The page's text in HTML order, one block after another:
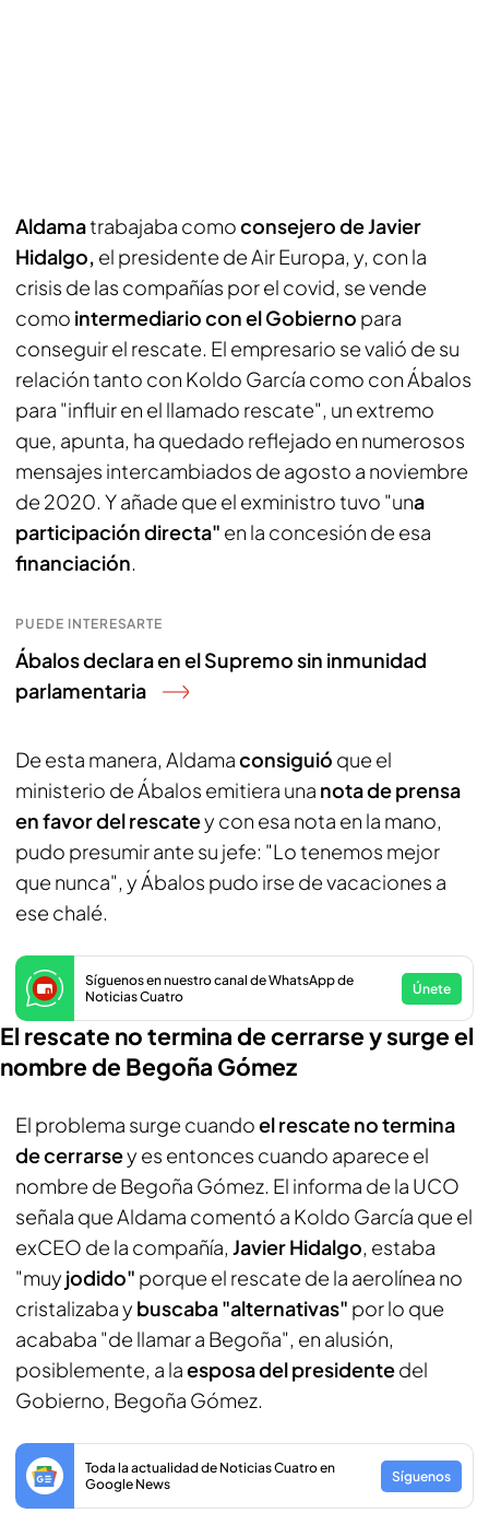
Aldamatrabajaba comoconsejero de Javier
Hidalgo, el presidente de Air Europa, y, con la
crisis de las compañías por el covid, se vende
como intermediario con el Gobierno para
conseguir el rescate. El empresario se valió de su
relación tanto con Koldo García como con Ábalos
para "influir en el llamado rescate", un extremo
que, apunta, ha quedado reflejado en numerosos
mensajes intercambiados de agosto a noviembre
de 2020. Y añade que el exministro tuvo "una
participación directa" en la concesión de esa
financiación.
PUEDE INTERESARTE
Ábalos declara en el Supremo sin inmunidad
parlamentaria
De esta manera, Aldamaconsiguió que el
ministerio de Ábalos emitiera una nota de prensa
en favor del rescatey con esa nota en la mano,
pudo presumir ante su jefe: "Lo tenemos mejor
que nunca", y Ábalos pudo irse de vacaciones a
ese chalé.
Síguenos en nuestro canal de WhatsApp de
Noticias Cuatro
Únete
El rescate no termina de cerrarse y surge el
nombre de Begoña Gómez
El problema surge cuandoel rescate no termina
de cerrarsey es entonces cuando aparece el
nombre de Begoña Gómez. El informa de la UCO
señala que Aldama comentó a Koldo García que el
exCEO de la compañía, Javier Hidalgo, estaba
"muy jodido" porque el rescate de la aerolínea no
cristalizaba y buscaba "alternativas" por lo que
acababa "de llamar a Begoña", en alusión,
posiblemente, a laesposa del presidentedel
Gobierno, Begoña Gómez.
Toda la actualidad de Noticias Cuatro en
Google News
Síguenos